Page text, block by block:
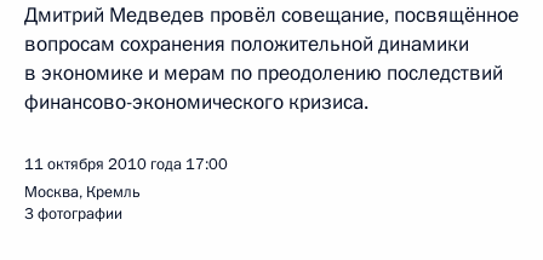
Дмитрий Медведев провёл совещание, посвящённое
вопросам сохранения положительной динамики
в экономике и мерам по преодолению последствий
финансово-экономического кризиса.
11 октября 2010 года 17:00
Москва, Кремль
3 фотографии